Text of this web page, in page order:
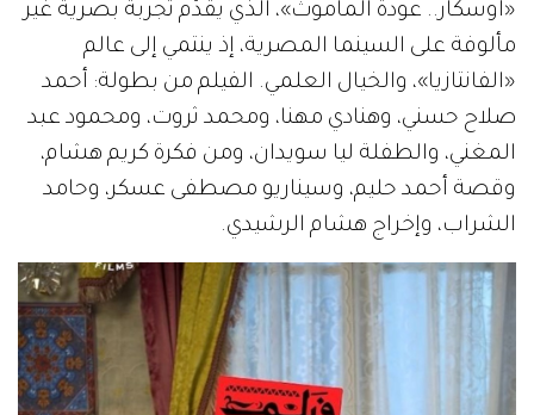
«أوسكار.. عودة الماموث»، الذي يقدّم تجربة بصرية غير
مألوفة على السينما المصرية، إذ ينتمي إلى عالم
«الفانتازيا»، والخيال العلمي. الفيلم من بطولة: أحمد
صلاح حسني، وهنادي مهنا، ومحمد ثروت، ومحمود عبد
المغني، والطفلة ليا سويدان، ومن فكرة كريم هشام،
وقصة أحمد حليم، وسيناريو مصطفى عسكر، وحامد
الشراب، وإخراج هشام الرشيدي.